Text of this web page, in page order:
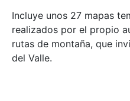
Incluye unos 27 mapas
realizados por el propio
rutas de montaña, que
del Valle.